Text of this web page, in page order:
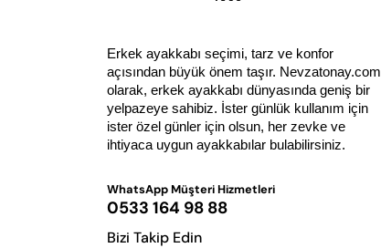
Erkek ayakkabı seçimi, tarz ve konfor
açısından büyük önem taşır. Nevzatonay.com
olarak, erkek ayakkabı dünyasında geniş bir
yelpazeye sahibiz. İster günlük kullanım için
ister özel günler için olsun, her zevke ve
ihtiyaca uygun ayakkabılar bulabilirsiniz.
WhatsApp Müşteri Hizmetleri
0533 164 98 88
Bizi Takip Edin